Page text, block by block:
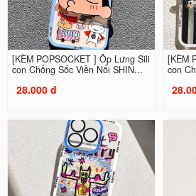
[KÈM POPSOCKET ] Ốp Lưng Sili
con Chống Sốc Viền Nổi SHIN...
28.000 đ
[KÈM
con